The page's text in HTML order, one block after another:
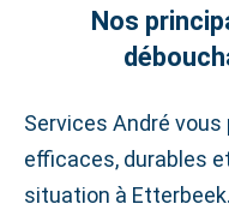
Nos
Services André
efficaces, durables
situation à Etterbeek.